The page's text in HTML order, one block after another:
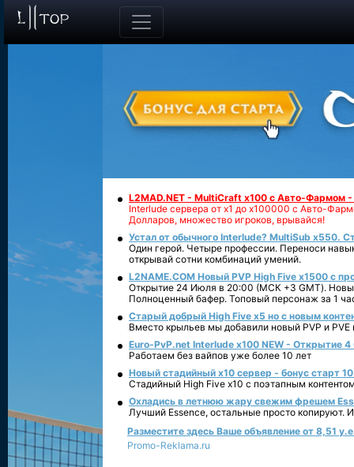
L2MAD.NET - MultiCraft x100 с Авто-Фармом
Interlude сервера от х1 до х100000 с Авто-
Долларов, множество игроков, врывайся!
Устал от обычного Interlude? MultiSub x550.
Один герой. Четыре профессии. Переноси
открывай сотни комбинаций умений.
L2NAME.COM Новый PVP High Five x1500 с
Открытие 24 Июля в 20:00 (МСК +3 GMT).
Полноценный бафер. Топовый персонаж за 1
Старый добрый High Five x5 но с новым
Вместо крыльев мы добавили новый PVP и PVE
Euro-PvP.net Interlude х100 NEW - Открытие 4
Работаем без вайпов уже более 10 лет
Новый стадийный х10 сервер - бонус старт
Стадийный High Five x10 с поэтапным
Охладись в летнюю жару свежим фрешем
Лучший Essence, остальные просто копируют.
Разместите здесь Ваше объявление от 8,51
Promo-Reklama.ru